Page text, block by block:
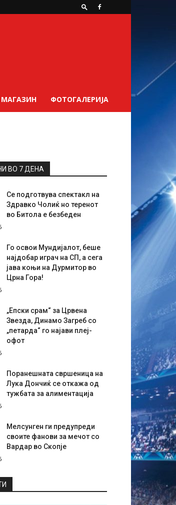
МАГАЗИН ФОТОГАЛЕРИЈА
ВО 7 ДЕНА
Се подготвува спектакл на
Здравко Чолиќ но теренот
во Битола е безбеден
Го освои Мундијалот, беше
најдобар играч на СП, а сега
јава коњи на Дурмитор во
Црна Гора!
„Епски срам“ за Црвена
Звезда, Динамо Загреб со
„петарда“ го најави плеј-
офот
Поранешната свршеница на
Лука Дончиќ се откажа од
тужбата за алиментација
Мелсунген ги предупреди
своите фанови за мечот со
Вардар во Скопје